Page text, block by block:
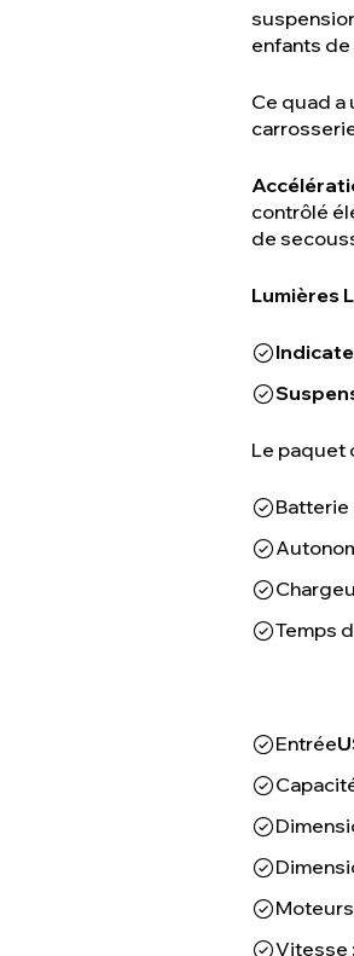
enfants de
Ce quad a
contrôlé
de
Lumières
Le paquet
Batterie
Temps
Entrée
Moteurs
Vitesse :